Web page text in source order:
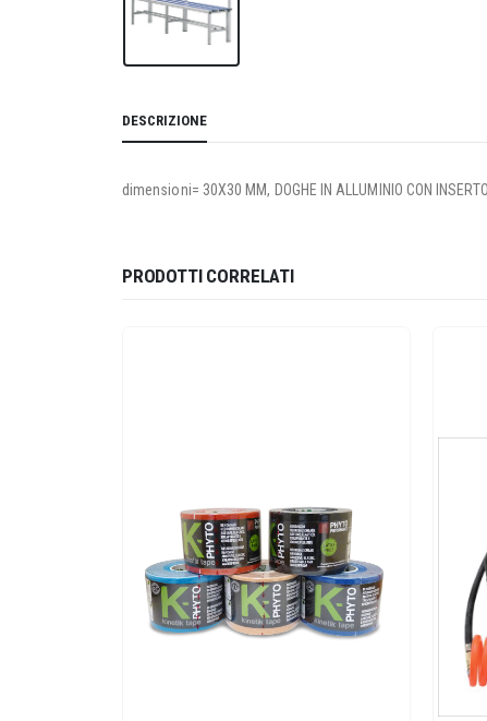
DESCRIZIONE
dimensioni= 30X30 MM, DOGHE IN ALLUMINIO CON
PRODOTTI CORRELATI